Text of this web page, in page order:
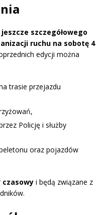
szczegółowego
ruchu na sobotę 4
edycji można
trasie przejazdu
Policję i służby
oraz pojazdów
czasowy i będą związane z